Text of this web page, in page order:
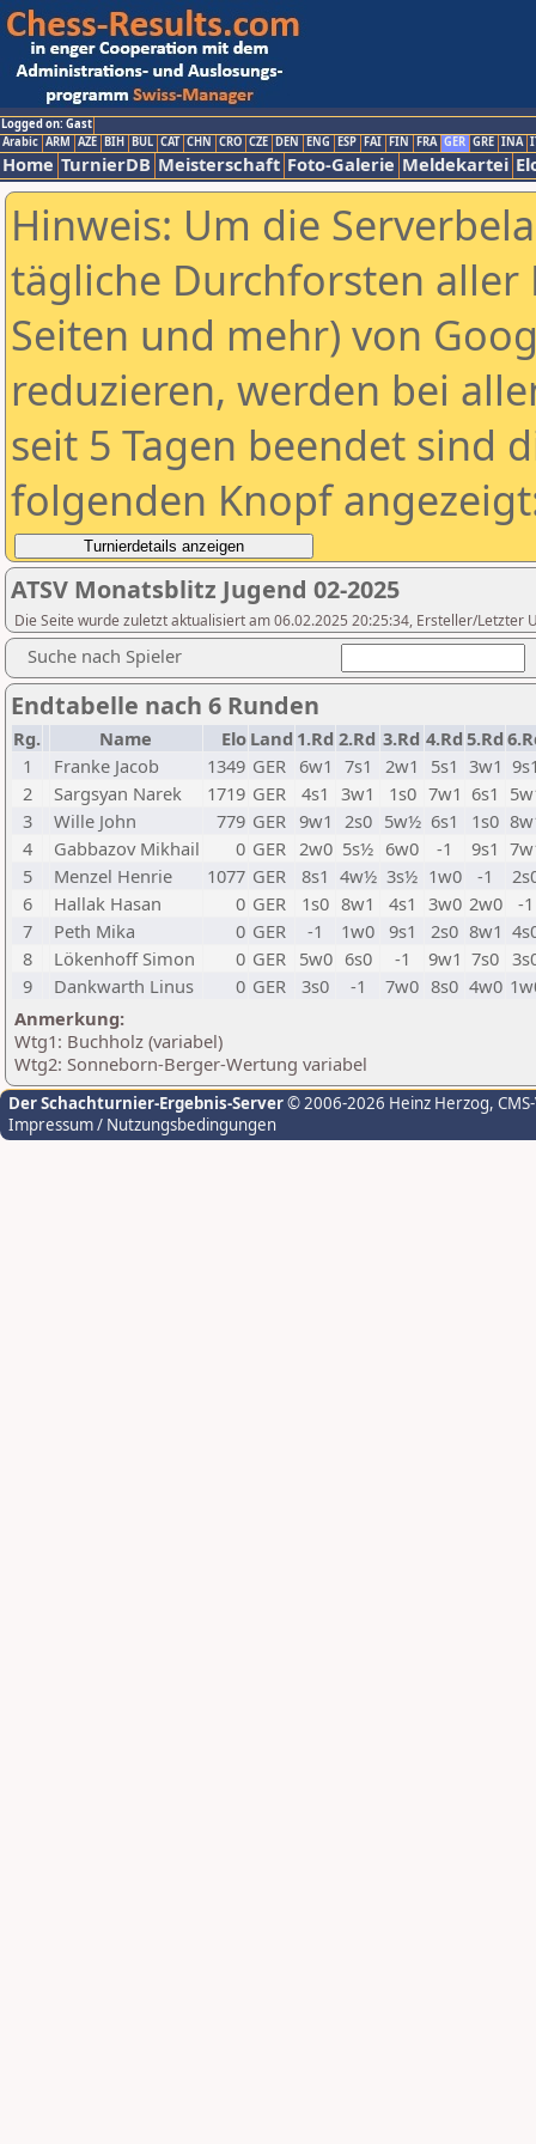
Logged on: Gast
Arabic ARM AZE BIH BUL CAT CHN CRO CZE DEN ENG ESP FAI FIN FRA GER GRE INA
Home TurnierDB Meisterschaft Foto-Galerie Meldekartei
Hinweis: Um die
tägliche Durchforsten aller
Seiten und mehr) von
reduzieren, werden bei
seit 5 Tagen beendet sind
folgenden Knopf
ATSV Monatsblitz Jugend 02-2025
Die Seite wurde zuletzt aktualisiert am 06.02.2025 20:25:34, Ersteller/Letzter
Suche nach Spieler
Endtabelle nach 6 Runden
Rg. Name Elo Land 1.Rd 2.Rd 3.Rd 4.Rd 5.Rd
1
Franke Jacob 1349 GER 6w1 7s1 2w1 5s1 3w1
2
Sargsyan Narek 1719 GER 4s1 3w1 1s0 7w1 6s1
3
Wille John 779 GER 9w1 2s0 5w½ 6s1 1s0
4
Gabbazov Mikhail 0 GER 2w0 5s½ 6w0 -1 9s1
5
Menzel Henrie 1077 GER 8s1 4w½ 3s½ 1w0 -1
6
Hallak Hasan 0 GER 1s0 8w1 4s1 3w0 2w0
-1
7
Peth Mika 0 GER -1 1w0 9s1 2s0 8w1
8
Lökenhoff Simon 0 GER 5w0 6s0 -1 9w1 7s0
9
Dankwarth Linus 0 GER 3s0 -1 7w0 8s0 4w0
Anmerkung:
Wtg1: Buchholz (variabel)
Wtg2: Sonneborn-Berger-Wertung variabel
Der Schachturnier-Ergebnis-Server© 2006-2026 Heinz Herzog,
Impressum / Nutzungsbedingungen